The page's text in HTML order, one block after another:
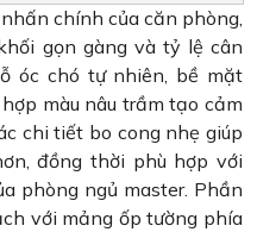
chính của căn phòng,
gọn gàng và tỷ lệ cân
óc chó tự nhiên, bề mặt
màu nâu trầm tạo cảm
chi tiết bo cong nhẹ giúp
đồng thời phù hợp với
phòng ngủ master. Phần
với mảng ốp tường phía